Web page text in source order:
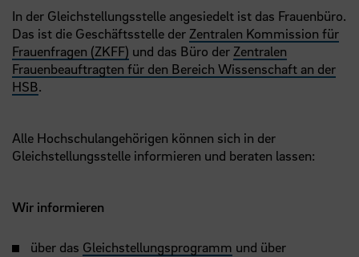
In der Gleichstellungsstelle angesiedelt ist das Frauenbüro.
Das ist die Geschäftsstelle derZentralen Kommission für
Frauenfragen (ZKFF) und das Büro derZentralen
Frauenbeauftragten für den Bereich Wissenschaft an der
HSB.
Alle Hochschulangehörigen können sich in der
Gleichstellungsstelle informieren und beraten lassen:
Wir informieren
über das Gleichstellungsprogramm und über